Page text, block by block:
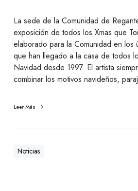
La sede de la Comunidad de
exposición de todos los Xmas que
elaborado para la Comunidad en los
que han llegado a la casa de todos
Navidad desde 1997. El artista
combinar los motivos navideños,
Leer Más
Noticias